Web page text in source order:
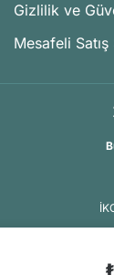
Gizlilik ve
Mesafeli